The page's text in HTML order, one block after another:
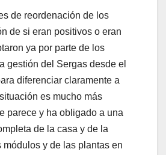
de reordenación de los
de si eran positivos o eran
ya por parte de los
gestión del Sergas desde el
diferenciar claramente a
es mucho más
parece y ha obligado a una
de la casa y de la
y de las plantas en